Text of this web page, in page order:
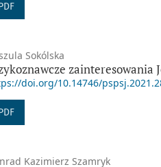
Sokólska
zainteresowania
doi.org/10.14746/
Kazimierz Szamryk